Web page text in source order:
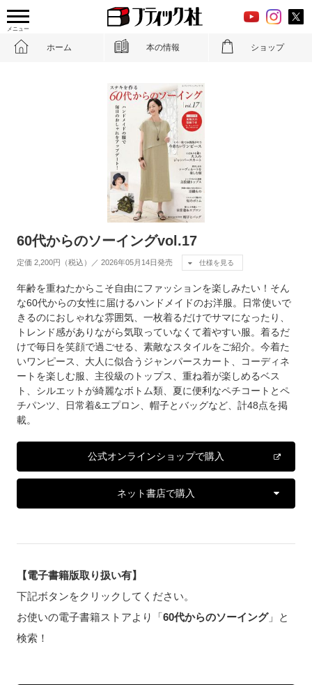
メニュー
ホーム 本の情報 ショップ
60代からのソーイングvol.17
定価 2,200円（税込）／ 2026年05月14日発売 仕様を見る
年齢を重ねたからこそ自由にファッションを楽しみたい！そん
な60代からの女性に届けるハンドメイドのお洋服。日常使いで
きるのにおしゃれな雰囲気、一枚着るだけでサマになったり、
トレンド感がありながら気取っていなくて着やすい服。着るだ
けで毎日を笑顔で過ごせる、素敵なスタイルをご紹介。今着た
いワンピース、大人に似合うジャンパースカート、コーディネ
ートを楽しむ服、主役級のトップス、重ね着が楽しめるベス
ト、シルエットが綺麗なボトム類、夏に便利なペチコートとペ
チパンツ、日常着&エプロン、帽子とバッグなど、計48点を掲
載。
公式オンラインショップで購入
ネット書店で購入
【電子書籍版取り扱い有】
下記ボタンをクリックしてください。
お使いの電子書籍ストアより「60代からのソーイング」と
検索！